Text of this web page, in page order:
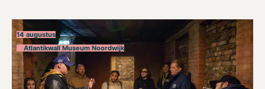
14 augustus
Atlantikwall Museum Noordwijk